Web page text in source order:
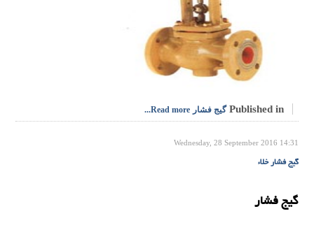
Published in گیج فشار Read more...
Wednesday, 28 September 2016 14:31
گیج فشار خلاء
گیج فشار